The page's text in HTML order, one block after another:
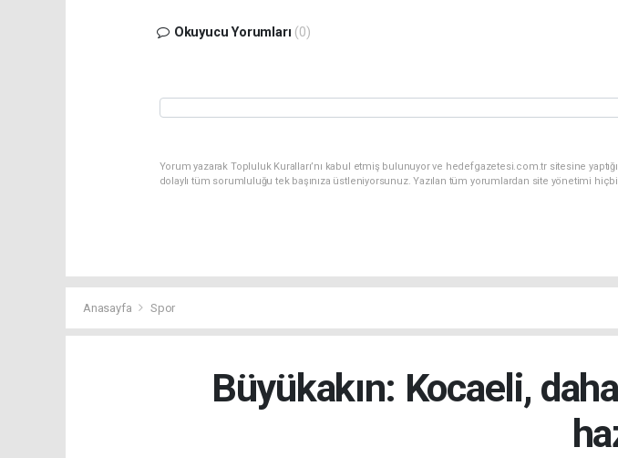
Okuyucu Yorumları (0)
Yorum yazarak Topluluk Kuralları’nı kabul etmiş bulunuyor ve hedefgazetesi.com.tr sitesine
dolaylı tüm sorumluluğu tek başınıza üstleniyorsunuz. Yazılan tüm yorumlardan site yönetimi
Anasayfa Spor
Büyükakın: Kocaeli,